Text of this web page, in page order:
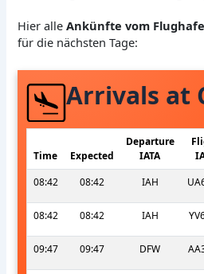
Hier alleAnkünfte vom
für die nächsten Tage:
Arrivals at
Time Expected
Departure
IATA
08:42
08:42 IAH
08:42 08:42 IAH
09:47 09:47 DFW